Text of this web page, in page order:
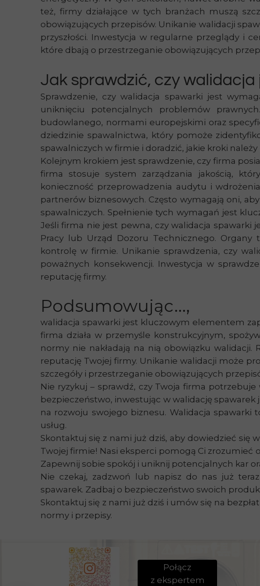
też, firmy działające w tych branżach muszą
obowiązujących przepisów. Unikanie walidacji
przyszłości. Inwestycja w regularne przeglądy i
które dbają o przestrzeganie obowiązujących
Jak sprawdzić, czy
Sprawdzenie, czy walidacja spawarki jest
uniknięciu potencjalnych problemów
budowlanego, normami europejskimi oraz
dziedzinie spawalnictwa, który pomoże
spawalniczych w firmie i doradzić, jakie kroki
Kolejnym krokiem jest sprawdzenie, czy firma
firma stosuje system zarządzania jakością,
konieczność przeprowadzenia audytu i
partnerów biznesowych. Często wymagają oni,
spawalniczych. Spełnienie tych wymagań jest
Jeśli firma nie jest pewna, czy walidacja
Pracy lub Urząd Dozoru Technicznego.
kontrolę w firmie. Unikanie sprawdzenia, czy
poważnych konsekwencji. Inwestycja w
reputację firmy.
Podsumowując...,
walidacja spawarki jest kluczowym elementem
firma działa w przemyśle konstrukcyjnym,
normy nie nakładają na nią obowiązku
reputację Twojej firmy. Unikanie walidacji może
szczegóły i przestrzeganie obowiązujących
Nie ryzykuj – sprawdź, czy Twoja firma
bezpieczeństwo, inwestując w walidację
na rozwoju swojego biznesu. Walidacja
usług.
Skontaktuj się z nami już dziś, aby dowiedzieć się
Twojej firmie! Nasi eksperci pomogą Ci
Zapewnij sobie spokój i uniknij potencjalnych kar
Nie czekaj, zadzwoń lub napisz do nas już
spawarek. Zadbaj o bezpieczeństwo swoich
Skontaktuj się z nami już dziś i umów się na
normy i przepisy.
Połącz
z ekspertem